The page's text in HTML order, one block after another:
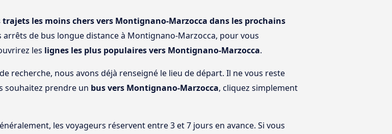
trajets les moins chers vers Montignano-Marzocca dans les prochains
de bus longue distance à Montignano-Marzocca, pour vous
les lignes les plus populaires vers Montignano-Marzocca.
recherche, nous avons déjà renseigné le lieu de départ. Il ne vous reste
souhaitez prendre un bus vers Montignano-Marzocca, cliquez simplement
les voyageurs réservent entre 3 et 7 jours en avance. Si vous